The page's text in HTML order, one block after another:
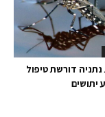
נתניה דורשת טיפול
יתושים